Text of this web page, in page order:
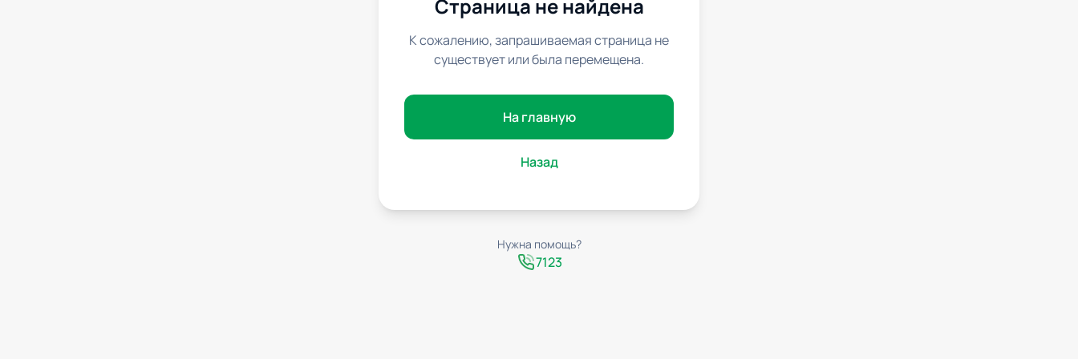
Страница не найдена
К сожалению, запрашиваемая страница не
существует или была перемещена.
На главную
Назад
Нужна помощь?
7123